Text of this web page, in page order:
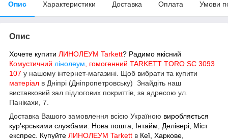
Опис Характеристики Доставка Оплата Умови
Опис
Хочете купити ЛИНОЛЕУМ Tarkett? Радимо якісний
Комустичний лінолеум , гомогенний TARKETT TORO SC 3093
107 у нашому інтернет-магазині. Щоб вибрати та купити
матеріал в Дніпрі (Дніпропетровську) Знайдіть наш
виставковий зал підлогових покриттів, за адресою ул.
Панікахи, 7.
Доставка Вашого замовлення всією Україною виробляється
кур'єрськими службами: Нова пошта, Інтайм, Делівері, Міст
експрес. Купуйте ЛИНОЛЕУМ Tarkett в Кеї, Харкове,